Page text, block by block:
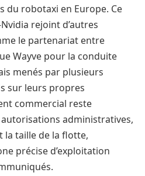
du robotaxi en Europe. Ce
rejoint d’autres
le partenariat entre
Wayve pour la conduite
menés par plusieurs
sur leurs propres
commercial reste
administratives,
la taille de la flotte,
précise d’exploitation